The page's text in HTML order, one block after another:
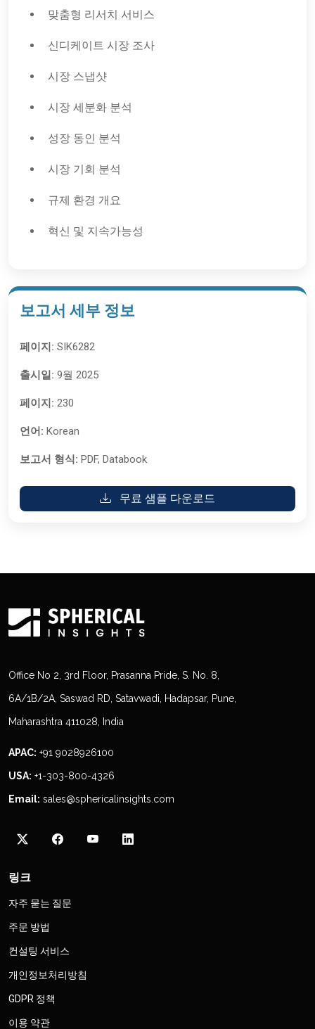
맞춤형 리서치 서비스
신디케이트 시장 조사
시장 스냅샷
시장 세분화 분석
성장 동인 분석
시장 기회 분석
규제 환경 개요
혁신 및 지속가능성
보고서 세부 정보
페이지: SIK6282
출시일: 9월 2025
페이지: 230
언어: Korean
보고서 형식: PDF, Databook
무료 샘플 다운로드
Office No 2, 3rd Floor, Prasanna Pride, S. No. 8,
6A/1B/2A, Saswad RD, Satavwadi, Hadapsar, Pune,
Maharashtra 411028, India
APAC: +91 9028926100
USA: +1-303-800-4326
Email: sales@sphericalinsights.com
링크
자주 묻는 질문
주문 방법
컨설팅 서비스
개인정보처리방침
GDPR 정책
이용 약관